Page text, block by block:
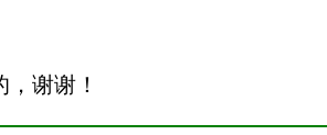
谢谢！